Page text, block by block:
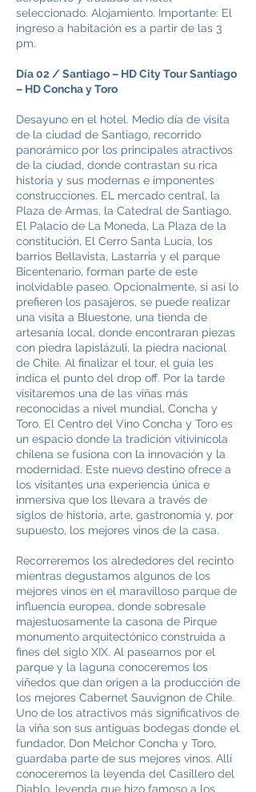
seleccionado. Alojamiento. Importante: El
ingreso a habitación es a partir de las 3
pm.
Día 02 / Santiago – HD City Tour Santiago
– HD Concha y Toro
Desayuno en el hotel. Medio día de visita
de la ciudad de Santiago, recorrido
panorámico por los principales atractivos
de la ciudad, donde contrastan su rica
historia y sus modernas e imponentes
construcciones. EL mercado central, la
Plaza de Armas, la Catedral de Santiago,
El Palacio de La Moneda, La Plaza de la
constitución, El Cerro Santa Lucía, los
barrios Bellavista, Lastarria y el parque
Bicentenario, forman parte de este
inolvidable paseo. Opcionalmente, si así lo
prefieren los pasajeros, se puede realizar
una visita a Bluestone, una tienda de
artesanía local, donde encontraran piezas
con piedra lapislázuli, la piedra nacional
de Chile. Al finalizar el tour, el guía les
indica el punto del drop off. Por la tarde
visitaremos una de las viñas más
reconocidas a nivel mundial, Concha y
Toro. El Centro del Vino Concha y Toro es
un espacio donde la tradición vitivinícola
chilena se fusiona con la innovación y la
modernidad. Este nuevo destino ofrece a
los visitantes una experiencia única e
inmersiva que los llevara a través de
siglos de historia, arte, gastronomía y, por
supuesto, los mejores vinos de la casa.
Recorreremos los alrededores del recinto
mientras degustamos algunos de los
mejores vinos en el maravilloso parque de
influencia europea, donde sobresale
majestuosamente la casona de Pirque
monumento arquitectónico construida a
fines del siglo XIX. Al pasearnos por el
parque y la laguna conoceremos los
viñedos que dan origen a la producción de
los mejores Cabernet Sauvignon de Chile.
Uno de los atractivos más significativos de
la viña son sus antiguas bodegas donde el
fundador, Don Melchor Concha y Toro,
guardaba parte de sus mejores vinos. Allí
conoceremos la leyenda del Casillero del
Diablo, leyenda que hizo famoso a los